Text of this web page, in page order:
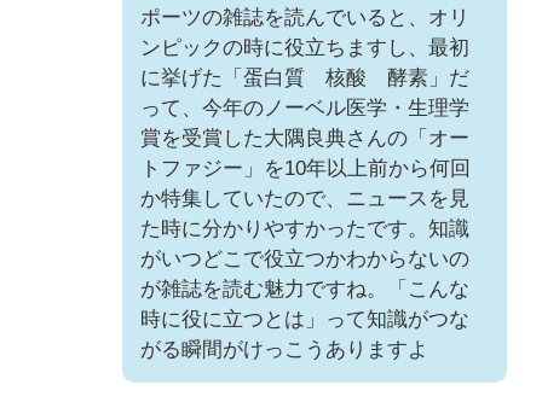
ポーツの雑誌を読んでいると、オリ
ンピックの時に役立ちますし、最初
に挙げた「蛋白質 核酸 酵素」だ
って、今年のノーベル医学・生理学
賞を受賞した大隅良典さんの「オー
トファジー」を10年以上前から何回
か特集していたので、ニュースを見
た時に分かりやすかったです。知識
がいつどこで役立つかわからないの
が雑誌を読む魅力ですね。「こんな
時に役に立つとは」って知識がつな
がる瞬間がけっこうありますよ